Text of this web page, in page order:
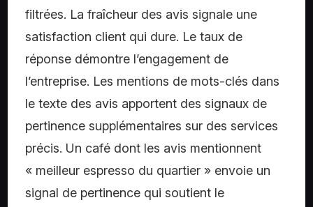
filtrées. La fraîcheur des avis signale une
satisfaction client qui dure. Le taux de
réponse démontre l’engagement de
l’entreprise. Les mentions de mots-clés dans
le texte des avis apportent des signaux de
pertinence supplémentaires sur des services
précis. Un café dont les avis mentionnent
« meilleur espresso du quartier » envoie un
signal de pertinence qui soutient le